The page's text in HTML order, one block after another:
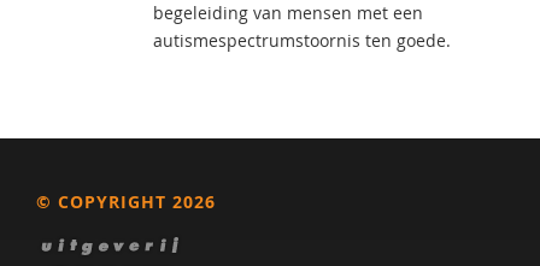
begeleiding van mensen met een
autismespectrumstoornis ten goede.
© COPYRIGHT 2026